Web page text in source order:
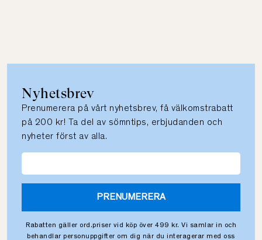
Nyhetsbrev
Prenumerera på vårt nyhetsbrev, få välkomstrabatt
på 200 kr! Ta del av sömntips, erbjudanden och
nyheter först av alla.
PRENUMERERA
Rabatten gäller ord.priser vid köp över 499 kr. Vi samlar in och
behandlar personuppgifter om dig när du interagerar med oss